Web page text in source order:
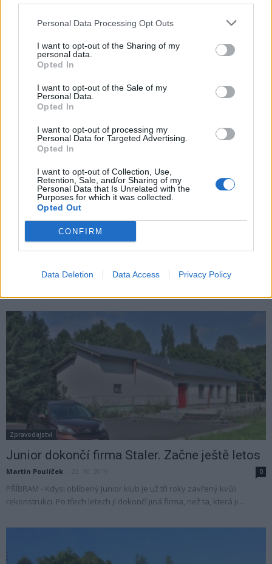
Personal Data Processing Opt Outs
I want to opt-out of the Sharing of my
personal data.
Opted In
I want to opt-out of the Sale of my
Personal Data.
Opted In
I want to opt-out of processing my
Personal Data for Targeted Advertising.
Opted In
I want to opt-out of Collection, Use,
Retention, Sale, and/or Sharing of my
Personal Data that Is Unrelated with the
Purposes for which it was collected.
Opted Out
CONFIRM
Data Deletion Data Access Privacy Policy
kteří cestují po silnici I/4. Opravovaný úsek mezi Milínem a Chrašticemi
se podaří...
Zpravodajství
Příbram bude po MT Stavu vymáhat náhradu
škody za další stavbu
Martin Poulíček - 30. 1. 2020
občerstvení, mělo město po mnoha útrapách dokončit a uvést do
Zpravodajství
Junior dokončí firma Staler. Začne ještě letos
Martin Poulíček 0
PŘÍBRAM - Kdysi oblíbený Junior klub je už tři roky zavřený kvůli
rekonstrukci. Po třech letech jí dokončí jiná firma, než ta, která ji...